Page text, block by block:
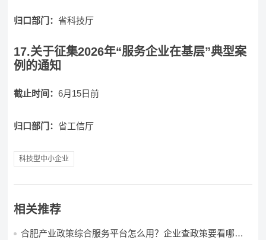
归口部门：省科技厅
17.关于征集2026年“服务企业在基层”典型案
例的通知
截止时间：6月15日前
归口部门：省工信厅
科技型中小企业
相关推荐
合肥产业政策综合服务平台怎么用？企业查政策要看哪些